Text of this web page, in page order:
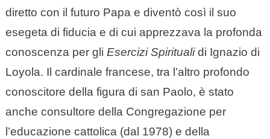
diretto con il futuro Papa e diventò così il suo
esegeta di fiducia e di cui apprezzava la profonda
conoscenza per gli Esercizi Spiritualidi Ignazio di
Loyola. Il cardinale francese, tra l’altro profondo
conoscitore della figura di san Paolo, è stato
anche consultore della Congregazione per
l’educazione cattolica (dal 1978) e della